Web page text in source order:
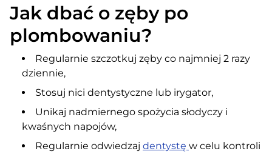
Jak dbać o zęby po
plombowaniu?
Regularnie szczotkuj zęby co najmniej 2 razy
dziennie,
Stosuj nici dentystyczne lub irygator,
Unikaj nadmiernego spożycia słodyczy i
kwaśnych napojów,
Regularnie odwiedzaj dentystę w celu kontroli